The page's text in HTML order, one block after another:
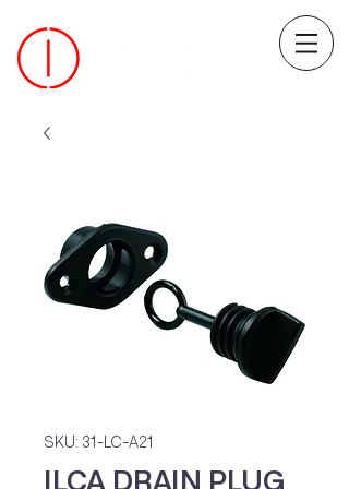
SKU: 31-LC-A21
ILCA DRAIN PLUG